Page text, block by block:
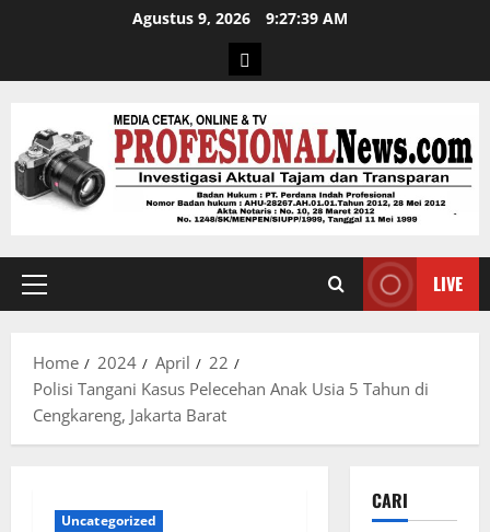
Agustus 9, 2026 9:27:40 AM
LIVE
Home 2024 April
22
Polisi Tangani Kasus Pelecehan Anak Usia 5 Tahun di
Cengkareng, Jakarta Barat
Uncategorized
CARI